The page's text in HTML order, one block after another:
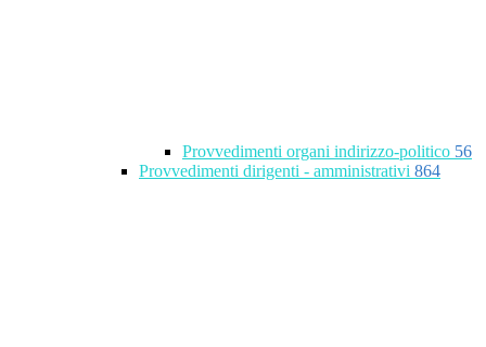
Provvedimenti organi indirizzo-politico 56
Provvedimenti dirigenti - amministrativi 864